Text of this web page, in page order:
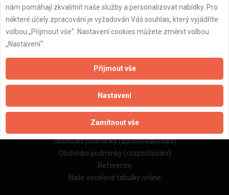
Aktualizováno z portálu ARES dne 31.12.2024 08:15:07
Důležité informace
Obchodní podmínky (zprostředkování)
Obchodní podmínky (rozpočtování)
Reference
Naše excelové tabulky online
nám pomáhají zkvalitnit naše služby a personalizovat nabídky. Pro
některé účely zpracování je vyžadován Váš souhlas, který vyjádříte
volbou „Přijmout vše“. Nastavení cookies můžete změnit volbou
„Nastavení“.
Přijmout vše
Nastavení
Zamítnout vše